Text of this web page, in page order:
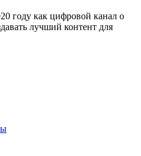
году как цифровой канал о
лучший контент для